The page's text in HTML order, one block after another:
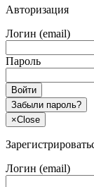
Авторизация
Логин (email)
Пароль
Войти
Забыли пароль?
×Close
Логин (email)